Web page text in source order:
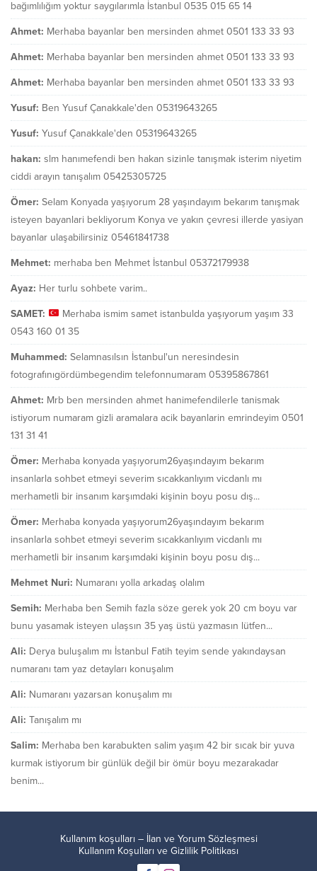
bağımlılığım yoktur saygılarımla İstanbul 0535 015 65 14
Ahmet: Merhaba bayanlar ben mersinden ahmet 0501 133 33 93
Ahmet: Merhaba bayanlar ben mersinden ahmet 0501 133 33 93
Ahmet: Merhaba bayanlar ben mersinden ahmet 0501 133 33 93
Yusuf: Ben Yusuf Çanakkale'den 05319643265
Yusuf: Yusuf Çanakkale'den 05319643265
hakan: slm hanımefendi ben hakan sizinle tanışmak isterim niyetim
ciddi arayın tanışalım 05425305725
Ömer: Selam Konyada yaşıyorum 28 yaşındayım bekarım tanışmak
isteyen bayanlari bekliyorum Konya ve yakın çevresi illerde yasiyan
bayanlar ulaşabilirsiniz 05461841738
Mehmet: merhaba ben Mehmet İstanbul 05372179938
Ayaz: Her turlu sohbete varim..
SAMET:
Merhaba ismim samet istanbulda yaşıyorum yaşım 33
0543 160 01 35
Muhammed: Selamnasılsın İstanbul'un neresindesin
fotografınıgördümbegendim telefonnumaram 05395867861
Ahmet: Mrb ben mersinden ahmet hanimefendilerle tanismak
istiyorum numaram gizli aramalara acik bayanlarin emrindeyim 0501
131 31 41
Ömer: Merhaba konyada yaşıyorum26yaşındayım bekarım
insanlarla sohbet etmeyi severim sıcakkanlıyım vicdanlı mı
merhametli bir insanım karşımdaki kişinin boyu posu dış...
Ömer: Merhaba konyada yaşıyorum26yaşındayım bekarım
insanlarla sohbet etmeyi severim sıcakkanlıyım vicdanlı mı
merhametli bir insanım karşımdaki kişinin boyu posu dış...
Mehmet Nuri: Numaranı yolla arkadaş olalım
Semih: Merhaba ben Semih fazla söze gerek yok 20 cm boyu var
bunu yasamak isteyen ulaşsın 35 yaş üstü yazmasın lütfen...
Ali: Derya buluşalım mı İstanbul Fatih teyim sende yakındaysan
numaranı tam yaz detayları konuşalım
Ali: Numaranı yazarsan konuşalım mı
Ali: Tanışalım mı
Salim: Merhaba ben karabukten salim yaşım 42 bir sıcak bir yuva
kurmak istiyorum bir günlük değil bir ömür boyu mezarakadar
benim...
Kullanım koşulları – İlan ve Yorum Sözleşmesi
Kullanım Koşulları ve Gizlilik Politikası